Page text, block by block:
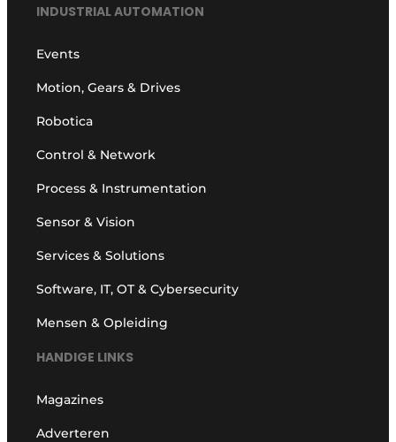
INDUSTRIAL AUTOMATION
Events
Motion, Gears & Drives
Robotica
Control & Network
Process & Instrumentation
Sensor & Vision
Services & Solutions
Software, IT, OT & Cybersecurity
Mensen & Opleiding
HANDIGE LINKS
Magazines
Adverteren